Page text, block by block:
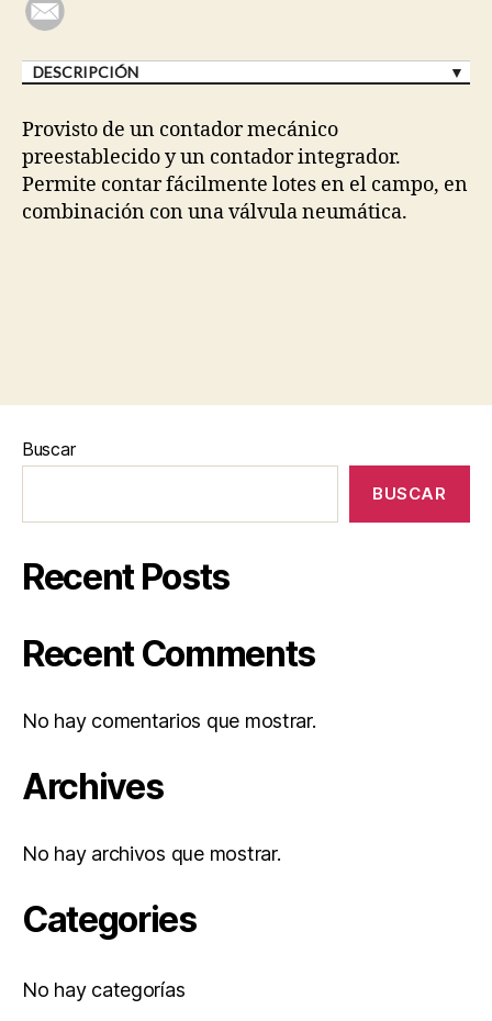
DESCRIPCIÓN
Provisto de un contador mecánico
preestablecido y un contador integrador.
Permite contar fácilmente lotes en el campo, en
combinación con una válvula neumática.
Buscar
BUSCAR
Recent Posts
Recent Comments
No hay comentarios que mostrar.
Archives
No hay archivos que mostrar.
Categories
No hay categorías